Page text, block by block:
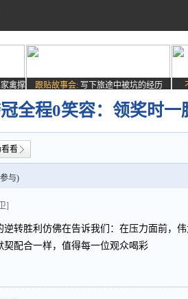
禽撑
跟贴故事会: 写下旅途中被坑的经历
全程0笑容：领奖时
看
与)
]
逆转胜利仿佛在告诉我们：在压力面前，
契配合一样，值得每一位观众喝彩